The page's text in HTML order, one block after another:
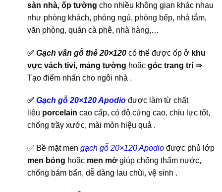
sàn nhà, ốp tường cho nhiều không gian khác nhau
như phòng khách, phòng ngủ, phòng bếp, nhà tắm,
văn phòng, quán cà phê, nhà hàng,…
✅ Gạch vân gỗ thẻ 20×120 có thể được ốp ở khu
vực vách tivi, mảng tường hoặc góc trang trí ⇒
Tạo điểm nhấn cho ngôi nhà .
✅ Gạch gỗ 20×120 Apodio được làm từ chất
liệu porcelain cao cấp, có độ cứng cao, chịu lực tốt,
chống trầy xước, mài mòn hiệu quả .
✅ Bề mặt men gạch gỗ 20×120 Apodio được phủ lớp
men bóng hoặc men mờgiúp chống thấm nước,
chống bám bẩn, dễ dàng lau chùi, vệ sinh .